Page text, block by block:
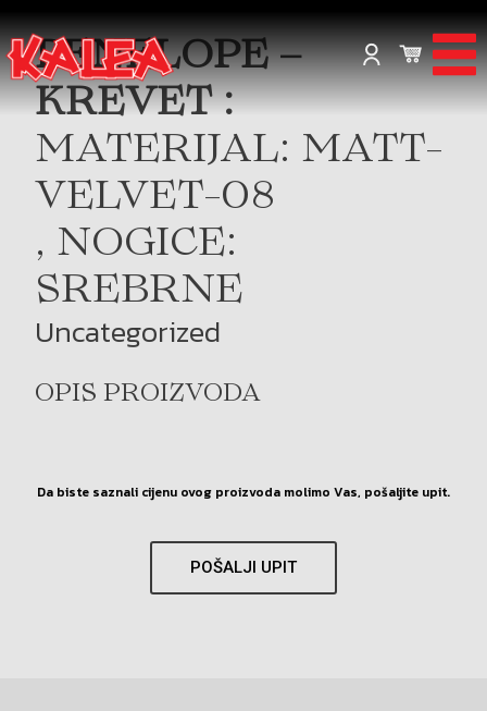
PENELOPE –
KREVET :
MATERIJAL: MATT-
VELVET-08
, NOGICE:
SREBRNE
Uncategorized
OPIS PROIZVODA
Da biste saznali cijenu ovog proizvoda molimo Vas, pošaljite upit.
POŠALJI UPIT